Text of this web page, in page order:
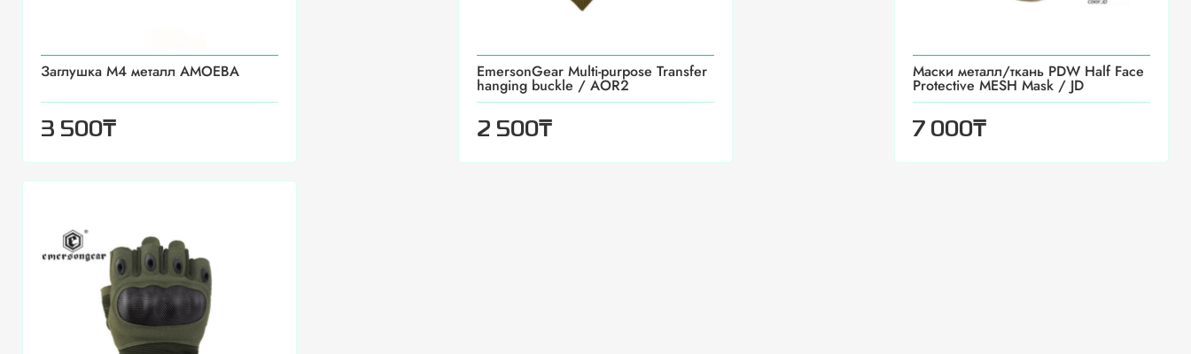
Заглушка М4 металл AMOEBA
3 500₸
EmersonGear Multi-purpose Transfer
hanging buckle / AOR2
2 500₸
Маски металл/ткань PDW Half Face
Protective MESH Mask / JD
7 000₸